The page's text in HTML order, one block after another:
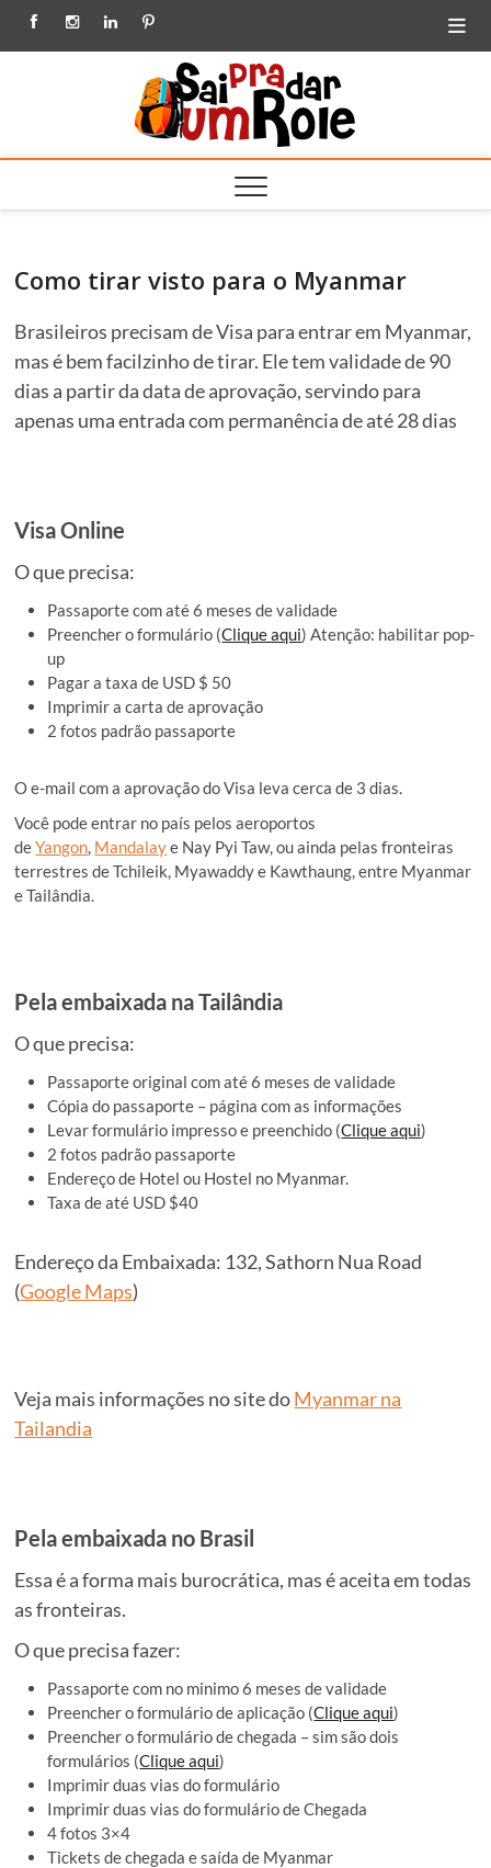
FacebookInstagram
LinkedinPinterest
pra
Role
Como tirar visto para o Myanmar
Brasileiros precisam de Visa para entrar em Myanmar,
mas é bem facilzinho de tirar. Ele tem validade de 90
dias a partir da data de aprovação, servindo para
apenas uma entrada com permanência de até 28 dias
Visa Online
O que precisa:
Passaporte com até 6 meses de validade
Preencher o formulário (Clique aqui) Atenção: habilitar pop-
up
Pagar a taxa de USD $ 50
Imprimir a carta de aprovação
2 fotos padrão passaporte
O e-mail com a aprovação do Visa leva cerca de 3 dias.
Você pode entrar no país pelos aeroportos
deYangon, Mandalaye Nay Pyi Taw, ou ainda pelas fronteiras
terrestres de Tchileik, Myawaddy e Kawthaung, entre Myanmar
e Tailândia.
Pela embaixada na Tailândia
O que precisa:
Passaporte original com até 6 meses de validade
Cópia do passaporte – página com as informações
Levar formulário impresso e preenchido (Clique aqui)
2 fotos padrão passaporte
Endereço de Hotel ou Hostel no Myanmar.
Taxa de até USD $40
Endereço da Embaixada: 132, Sathorn Nua Road
(Google Maps)
Veja mais informações no site doMyanmar na
Tailandia
Pela embaixada no Brasil
Essa é a forma mais burocrática, mas é aceita em todas
as fronteiras.
O que precisa fazer:
Passaporte com no minimo 6 meses de validade
Preencher o formulário de aplicação (Clique aqui)
Preencher o formulário de chegada – sim são dois
formulários (Clique aqui)
Imprimir duas vias do formulário
Imprimir duas vias do formulário de Chegada
4 fotos 3×4
Tickets de chegada e saída de Myanmar